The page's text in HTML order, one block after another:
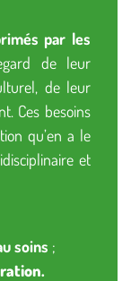
par les
de leur
de leur
Ces besoins
qu’en a le
et
soins ;